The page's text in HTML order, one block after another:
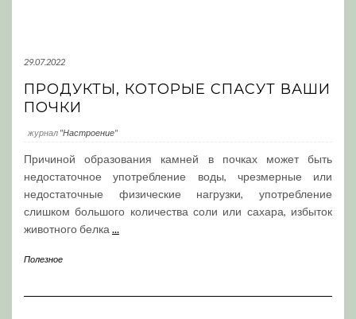
29.07.2022
ПРОДУКТЫ, КОТОРЫЕ СПАСУТ ВАШИ
ПОЧКИ
журнал "Настроение"
Причиной образования камней в почках может быть
недостаточное употребление воды, чрезмерные или
недостаточные физические нагрузки, употребление
слишком большого количества соли или сахара, избыток
животного белка ...
Полезное